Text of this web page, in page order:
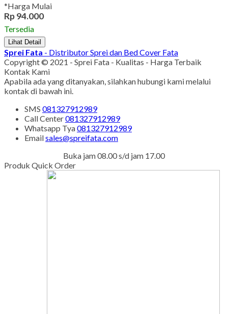
*Harga Mulai
Rp 94.000
Tersedia
Lihat Detail
Sprei Fata - Distributor Sprei dan Bed Cover Fata
Copyright © 2021 - Sprei Fata - Kualitas - Harga Terbaik
Kontak Kami
Apabila ada yang ditanyakan, silahkan hubungi kami melalui
kontak di bawah ini.
SMS 081327912989
Call Center081327912989
Whatsapp Tya081327912989
Emailsales@spreifata.com
Buka jam 08.00 s/d jam 17.00
Produk Quick Order